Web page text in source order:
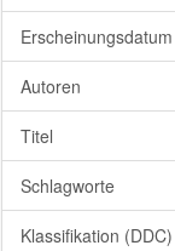
Erscheinungsdatum
Autoren
Titel
Schlagworte
Klassifikation (DDC)